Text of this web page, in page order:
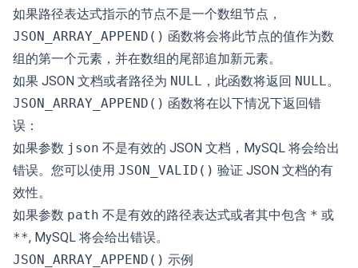
如果路径表达式指示的节点不是一个数组节点，
JSON_ARRAY_APPEND() 函数将会将此节点的值作为数
组的第一个元素，并在数组的尾部追加新元素。
如果 JSON 文档或者路径为 NULL ，此函数将返回 NULL。
JSON_ARRAY_APPEND() 函数将在以下情况下返回错
误：
如果参数 json 不是有效的 JSON 文档，MySQL 将会给出
错误。您可以使用 JSON_VALID() 验证 JSON 文档的有
效性。
如果参数 path 不是有效的路径表达式或者其中包含 * 或
**, MySQL 将会给出错误。
JSON_ARRAY_APPEND() 示例